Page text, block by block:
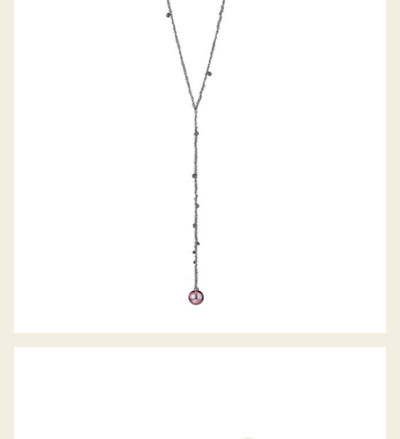
GELLNER COLLIER METROPOLITAN